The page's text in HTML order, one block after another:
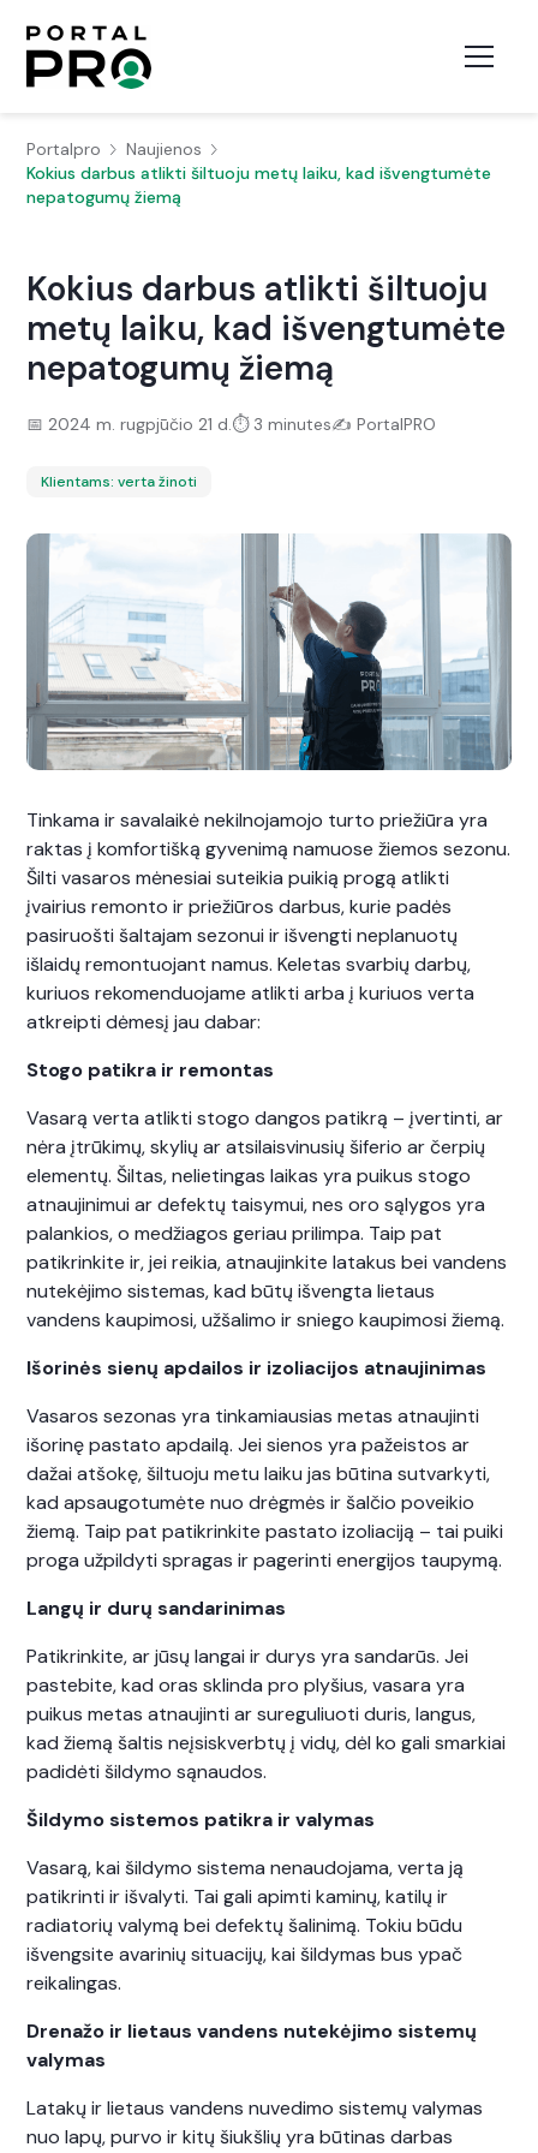
Portalpro
Naujienos
Kokius darbus atlikti šiltuoju metų laiku, kad išvengtumėte
nepatogumų žiemą
Kokius darbus atlikti šiltuoju
metų laiku, kad išvengtumėte
nepatogumų žiemą
📅2024 m. rugpjūčio 21 d.⏱️ 3 minutes✍️PortalPRO
Klientams: verta žinoti
Tinkama ir savalaikė nekilnojamojo turto priežiūra yra
raktas į komfortišką gyvenimą namuose žiemos sezonu.
Šilti vasaros mėnesiai suteikia puikią progą atlikti
įvairius remonto ir priežiūros darbus, kurie padės
pasiruošti šaltajam sezonui ir išvengti neplanuotų
išlaidų remontuojant namus. Keletas svarbių darbų,
kuriuos rekomenduojame atlikti arba į kuriuos verta
atkreipti dėmesį jau dabar:
Stogo patikra ir remontas
Vasarą verta atlikti stogo dangos patikrą – įvertinti, ar
nėra įtrūkimų, skylių ar atsilaisvinusių šiferio ar čerpių
elementų. Šiltas, nelietingas laikas yra puikus stogo
atnaujinimui ar defektų taisymui, nes oro sąlygos yra
palankios, o medžiagos geriau prilimpa. Taip pat
patikrinkite ir, jei reikia, atnaujinkite latakus bei vandens
nutekėjimo sistemas, kad būtų išvengta lietaus
vandens kaupimosi, užšalimo ir sniego kaupimosi žiemą.
Išorinės sienų apdailos ir izoliacijos atnaujinimas
Vasaros sezonas yra tinkamiausias metas atnaujinti
išorinę pastato apdailą. Jei sienos yra pažeistos ar
dažai atšokę, šiltuoju metu laiku jas būtina sutvarkyti,
kad apsaugotumėte nuo drėgmės ir šalčio poveikio
žiemą. Taip pat patikrinkite pastato izoliaciją – tai puiki
proga užpildyti spragas ir pagerinti energijos taupymą.
Langų ir durų sandarinimas
Patikrinkite, ar jūsų langai ir durys yra sandarūs. Jei
pastebite, kad oras sklinda pro plyšius, vasara yra
puikus metas atnaujinti ar sureguliuoti duris, langus,
kad žiemą šaltis neįsiskverbtų į vidų, dėl ko gali smarkiai
padidėti šildymo sąnaudos.
Šildymo sistemos patikra ir valymas
Vasarą, kai šildymo sistema nenaudojama, verta ją
patikrinti ir išvalyti. Tai gali apimti kaminų, katilų ir
radiatorių valymą bei defektų šalinimą. Tokiu būdu
išvengsite avarinių situacijų, kai šildymas bus ypač
reikalingas.
Drenažo ir lietaus vandens nutekėjimo sistemų
valymas
Latakų ir lietaus vandens nuvedimo sistemų valymas
nuo lapų, purvo ir kitų šiukšlių yra būtinas darbas